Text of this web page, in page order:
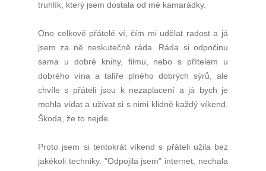
truhlík, který jsem dostala od mé kamarádky.
Ono celkově přátelé ví, čím mi udělat radost a já
jsem za ně neskutečně ráda. Ráda si odpočinu
sama u dobré knihy, filmu, nebo s přítelem u
dobrého vína a talíře plného dobrých sýrů, ale
chvíle s přáteli jsou k nezaplacení a já bych je
mohla vídat a užívat si s nimi klidně každý víkend.
Škoda, že to nejde.
Proto jsem si tentokrát víkend s přáteli užila bez
jakékoli techniky. "Odpojila jsem" internet, nechala